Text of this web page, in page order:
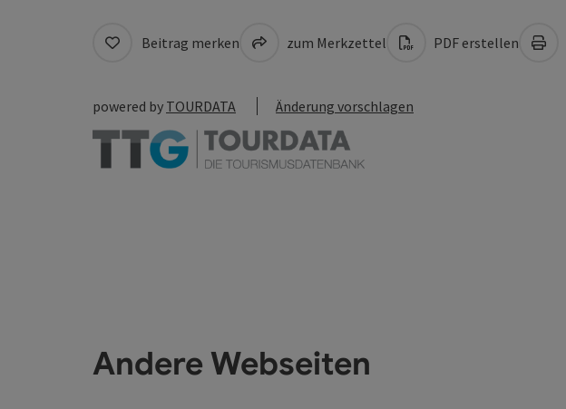
Beitrag merken zum Merkzettel PDF erstellen
powered by TOURDATA Änderung vorschlagen
Andere Webseiten